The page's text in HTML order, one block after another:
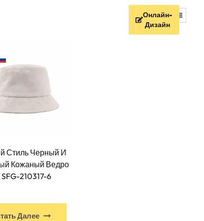
Онлайн-
Дизайн
Стиль Черный И
Кожаный Ведро
210317-6
Далее